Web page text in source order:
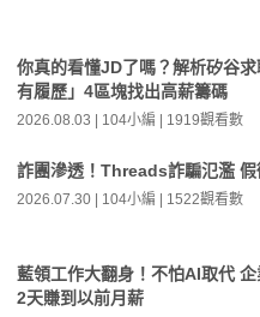
你真的看懂JD了嗎？解析矽谷
有履歷」4區塊找出高薪籌碼
2026.08.03 | 104小編 | 1919觀看數
詐團滲透！Threads詐騙氾濫 假
2026.07.30 | 104小編 | 1522觀看數
藍領工作大翻身！不怕AI取代
2天賺到以前月薪